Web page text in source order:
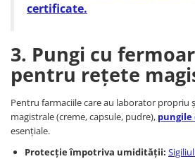
certificate.
3. Pungi cu
pentru rețete
Pentru farmaciile care au laborator propriu
magistrale (creme, capsule, pudre),
esențiale.
Protecție împotriva umidității: